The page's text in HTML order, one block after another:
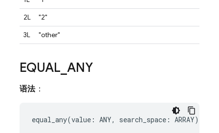
2L
"2"
3L
"other"
EQUAL ANY
语法：